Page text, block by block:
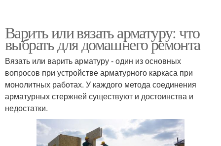
Варить или вязать арматуру: что
выбрать для домашнего ремонта
Вязать или варить арматуру - один из основных
вопросов при устройстве арматурного каркаса при
монолитных работах. У каждого метода соединения
арматурных стержней существуют и достоинства и
недостатки.